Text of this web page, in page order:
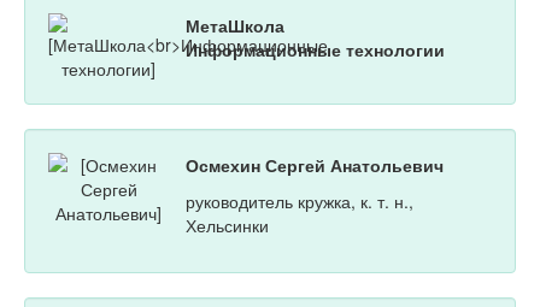
МетаШкола
Информационные технологии
Осмехин Сергей Анатольевич
руководитель кружка, к. т. н.,
Хельсинки